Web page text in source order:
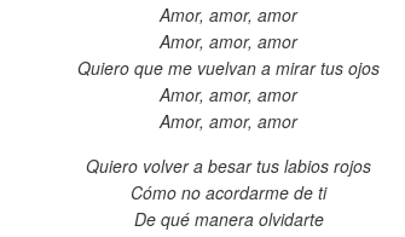
Amor, amor, amor
Amor, amor, amor
Quiero que me vuelvan a mirar tus ojos
Amor, amor, amor
Amor, amor, amor
Quiero volver a besar tus labios rojos
Cómo no acordarme de ti
De qué manera olvidarte